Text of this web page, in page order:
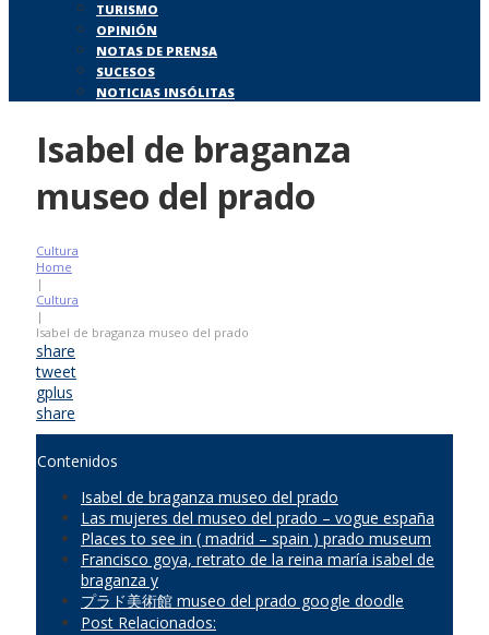
TURISMO
OPINIÓN
NOTAS DE PRENSA
SUCESOS
NOTICIAS INSÓLITAS
Isabel de braganza
museo del prado
Cultura
Home
|
Cultura
|
Isabel de braganza museo del prado
share
tweet
gplus
share
Contenidos
Isabel de braganza museo del prado
Las mujeres del museo del prado – vogue españa
Places to see in ( madrid – spain ) prado museum
Francisco goya, retrato de la reina maría isabel de
braganza y
プラド美術館 museo del prado google doodle
Post Relacionados: